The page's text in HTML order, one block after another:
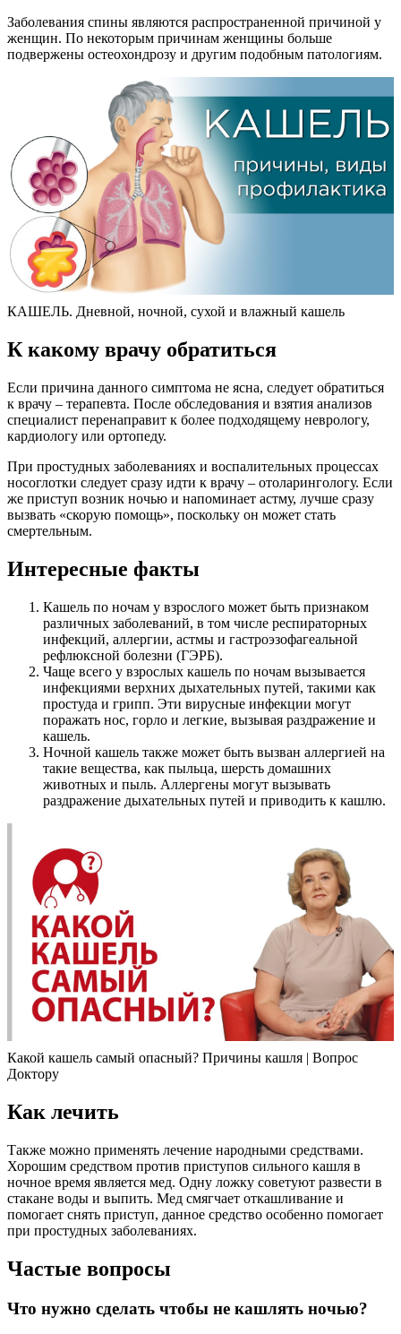
Заболевания спины являются распространенной причиной у
женщин. По некоторым причинам женщины больше
подвержены остеохондрозу и другим подобным патологиям.
КАШЕЛЬ. Дневной, ночной, сухой и влажный кашель
К какому врачу обратиться
Если причина данного симптома не ясна, следует обратиться
к врачу – терапевта. После обследования и взятия анализов
специалист перенаправит к более подходящему неврологу,
кардиологу или ортопеду.
При простудных заболеваниях и воспалительных процессах
носоглотки следует сразу идти к врачу – отоларингологу. Если
же приступ возник ночью и напоминает астму, лучше сразу
вызвать «скорую помощь», поскольку он может стать
смертельным.
Интересные факты
Кашель по ночам у взрослого может быть признаком
различных заболеваний, в том числе респираторных
инфекций, аллергии, астмы и гастроэзофагеальной
рефлюксной болезни (ГЭРБ).
Чаще всего у взрослых кашель по ночам вызывается
инфекциями верхних дыхательных путей, такими как
простуда и грипп. Эти вирусные инфекции могут
поражать нос, горло и легкие, вызывая раздражение и
кашель.
Ночной кашель также может быть вызван аллергией на
такие вещества, как пыльца, шерсть домашних
животных и пыль. Аллергены могут вызывать
раздражение дыхательных путей и приводить к кашлю.
Какой кашель самый опасный? Причины кашля | Вопрос
Доктору
Как лечить
Также можно применять лечение народными средствами.
Хорошим средством против приступов сильного кашля в
ночное время является мед. Одну ложку советуют развести в
стакане воды и выпить. Мед смягчает откашливание и
помогает снять приступ, данное средство особенно помогает
при простудных заболеваниях.
Частые вопросы
Что нужно сделать чтобы не кашлять ночью?